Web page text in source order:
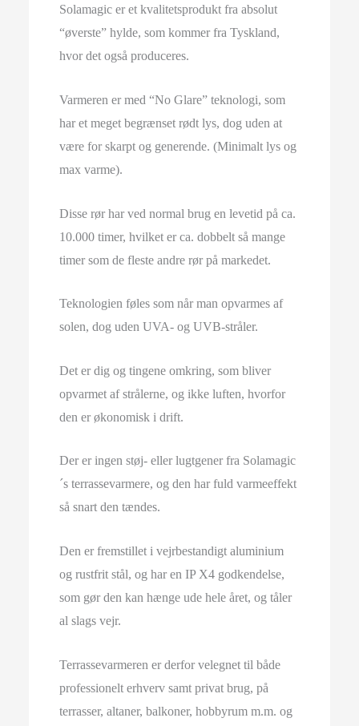
Solamagic er et kvalitetsprodukt fra absolut
“øverste” hylde, som kommer fra Tyskland,
hvor det også produceres.
Varmeren er med “No Glare” teknologi, som
har et meget begrænset rødt lys, dog uden at
være for skarpt og generende. (Minimalt lys og
max varme).
Disse rør har ved normal brug en levetid på ca.
10.000 timer, hvilket er ca. dobbelt så mange
timer som de fleste andre rør på markedet.
Teknologien føles som når man opvarmes af
solen, dog uden UVA- og UVB-stråler.
Det er dig og tingene omkring, som bliver
opvarmet af strålerne, og ikke luften, hvorfor
den er økonomisk i drift.
Der er ingen støj- eller lugtgener fra Solamagic
´s terrassevarmere, og den har fuld varmeeffekt
så snart den tændes.
Den er fremstillet i vejrbestandigt aluminium
og rustfrit stål, og har en IP X4 godkendelse,
som gør den kan hænge ude hele året, og tåler
al slags vejr.
Terrassevarmeren er derfor velegnet til både
professionelt erhverv samt privat brug, på
terrasser, altaner, balkoner, hobbyrum m.m. og